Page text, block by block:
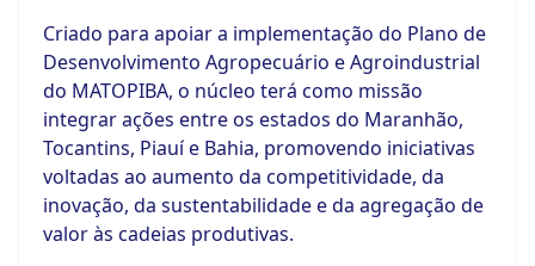
Criado para apoiar a implementação do Plano de
Desenvolvimento Agropecuário e Agroindustrial
do MATOPIBA, o núcleo terá como missão
integrar ações entre os estados do Maranhão,
Tocantins, Piauí e Bahia, promovendo iniciativas
voltadas ao aumento da competitividade, da
inovação, da sustentabilidade e da agregação de
valor às cadeias produtivas.